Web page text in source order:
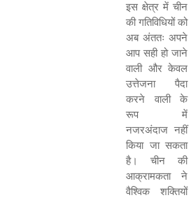
इस क्षेत्र में चीन
की गतिविधियों को
अब अंततः अपने
आप सही हो जाने
वाली और केवल
उत्तेजना पैदा
करने वाली के
रूप में
नजरअंदाज नहीं
किया जा सकता
है। चीन की
आक्रामकता ने
वैश्विक शक्तियों